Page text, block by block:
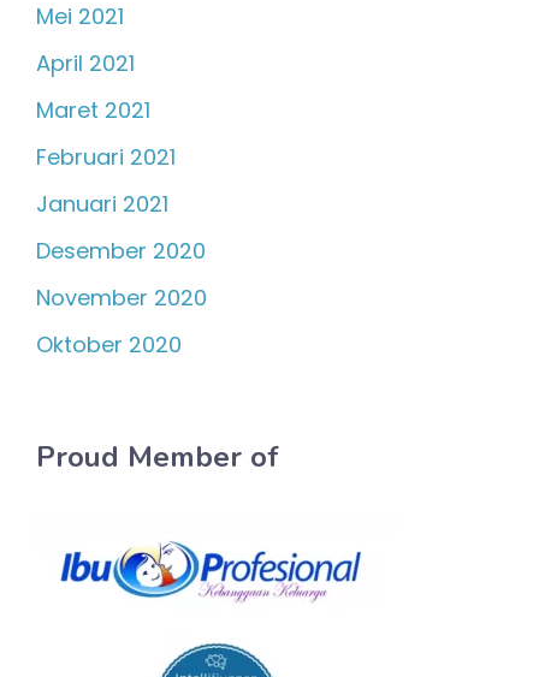
Mei 2021
April 2021
Maret 2021
Februari 2021
Januari 2021
Desember 2020
November 2020
Oktober 2020
Proud Member of